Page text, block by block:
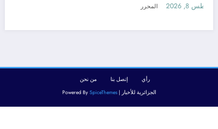
أغسطس 8, 2026
رأي إتصل بنا
من نحن
الجزائرية للأخبار | Powered BySpiceThemes